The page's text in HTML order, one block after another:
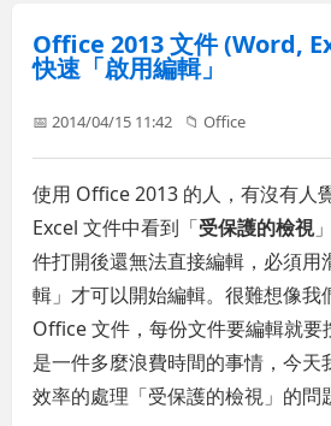
Office 2013 文件 (Word,
快速「啟用編輯」
📅 2014/04/15 11:42 📁Office
使用 Office 2013 的人，有沒有人
Excel 文件中看到「受保護的檢視
件打開後還無法直接編輯，必須用
輯」才可以開始編輯。很難想像我
Office 文件，每份文件要編輯就要
是一件多麼浪費時間的事情，今天
效率的處理「受保護的檢視」的問